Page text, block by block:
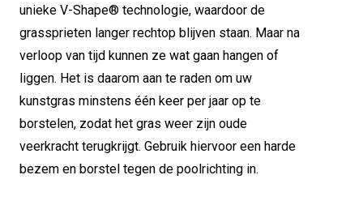
unieke V-Shape® technologie, waardoor de
grassprieten langer rechtop blijven staan. Maar na
verloop van tijd kunnen ze wat gaan hangen of
liggen. Het is daarom aan te raden om uw
kunstgras minstens één keer per jaar op te
borstelen, zodat het gras weer zijn oude
veerkracht terugkrijgt. Gebruik hiervoor een harde
bezem en borstel tegen de poolrichting in.